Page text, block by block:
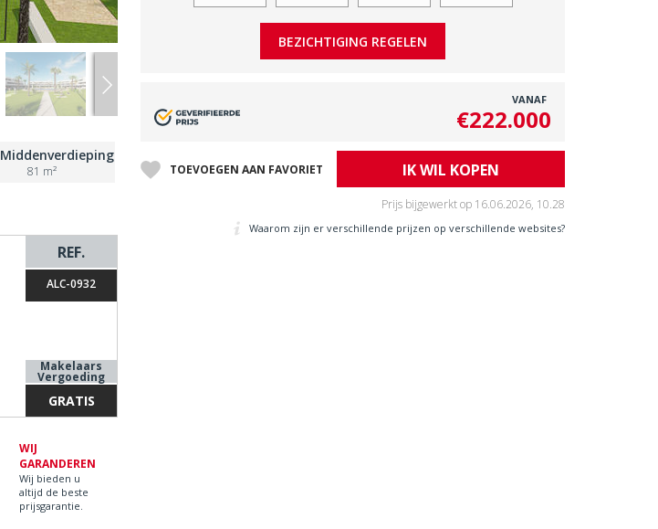
Middenverdieping
81 m²
REF.
ALC-0932
Makelaars
Vergoeding
GRATIS
WIJ
GARANDEREN
Wij bieden u
altijd de beste
prijsgarantie.
VANAF
€222.000
TOEVOEGEN AAN FAVORIET IK WIL KOPEN
Prijs bijgewerkt op 16.06.2026, 10.28
Waarom zijn er verschillende prijzen op verschillende websites?